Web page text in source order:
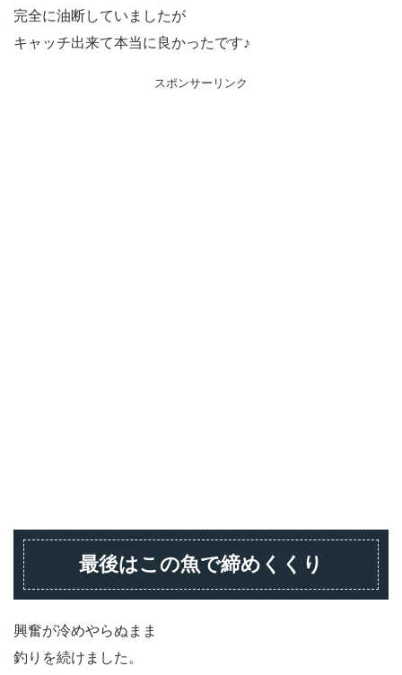
完全に油断していましたが
キャッチ出来て本当に良かったです♪
スポンサーリンク
最後はこの魚で締めくくり
興奮が冷めやらぬまま
釣りを続けました。